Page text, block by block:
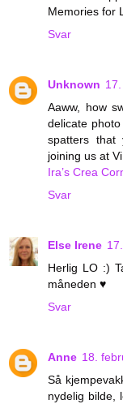
Memories for
Svar
Unknown
Aaww, how
delicate
spatters that
joining us at
Ira’s Crea
Svar
Else Irene
Herlig LO :)
måneden ♥
Svar
Anne 18.
Så
nydelig bilde,